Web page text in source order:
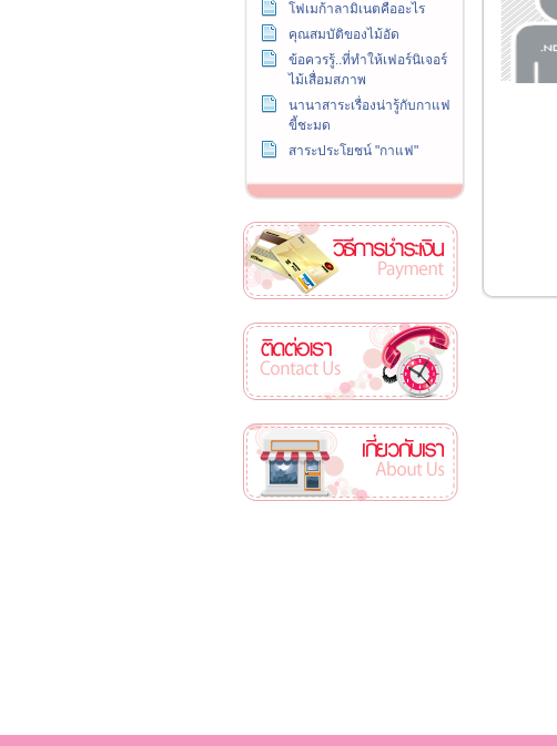
โฟเมก้าลามิเนตคืออะไร
คุณสมบัติของไม้อัด
ข้อควรรู้..ที่ทำให้เฟอร์นิเจอร์
ไม้เสื่อมสภาพ
นานาสาระเรื่องน่ารู้กับกาแฟ
ขี้ชะมด
สาระประโยชน์ "กาแฟ"